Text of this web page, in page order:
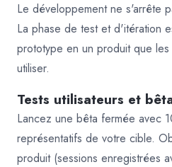
Le développement ne s'arrête
La phase de test et d'itération
prototype en un produit que
utiliser.
Tests utilisateurs et
Lancez une bêta fermée avec
représentatifs de votre cible.
produit (sessions enregistrées